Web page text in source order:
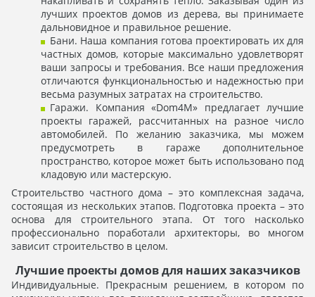
лучших проектов домов из дерева, вы принимаете
дальновидное и правильное решение.
Бани. Наша компания готова проектировать их для
частных домов, которые максимально удовлетворят
ваши запросы и требования. Все наши предложения
отличаются функциональностью и надежностью при
весьма разумных затратах на строительство.
Гаражи. Компания «Dom4M» предлагает лучшие
проекты гаражей, рассчитанных на разное число
автомобилей. По желанию заказчика, мы можем
предусмотреть в гараже дополнительное
пространство, которое может быть использовано под
кладовую или мастерскую.
Строительство частного дома – это комплексная задача,
состоящая из нескольких этапов. Подготовка проекта – это
основа для строительного этапа. От того насколько
профессионально поработали архитекторы, во многом
зависит строительство в целом.
Лучшие проекты домов для наших заказчиков
Индивидуальные. Прекрасным решением, в котором по